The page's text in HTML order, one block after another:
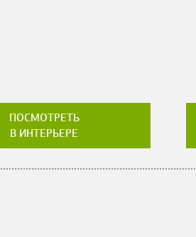
ПОСМОТРЕТЬ
В ИНТЕРЬЕРЕ